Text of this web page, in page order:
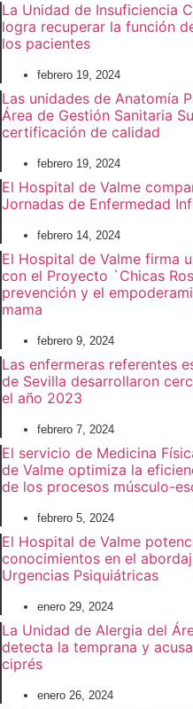
La Unidad de Insuficiencia
logra recuperar la función
los pacientes
febrero 19, 2024
Las unidades de Anatomía
Área de Gestión Sanitaria
certificación de calidad
febrero 19, 2024
El Hospital de Valme
Jornadas de Enfermedad
febrero 14, 2024
El Hospital de Valme firma
con el Proyecto `Chicas
prevención y el
mama
febrero 9, 2024
Las enfermeras referentes
de Sevilla desarrollaron
el año 2023
febrero 7, 2024
El servicio de Medicina
de Valme optimiza la
de los procesos músculo-
febrero 5, 2024
El Hospital de Valme
conocimientos en el
Urgencias Psiquiátricas
enero 29, 2024
La Unidad de Alergia del
detecta la temprana y
ciprés
enero 26, 2024